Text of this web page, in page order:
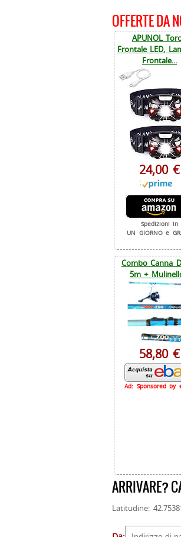
OFFERTE DA
APUNOL
Frontale LED,
Frontale...
24,00 €
Spedizioni in
UN GIORNO e
Combo Canna
5m +
58,80 €
Ad: Sponsored by
ARRIVARE?
Latitudine: